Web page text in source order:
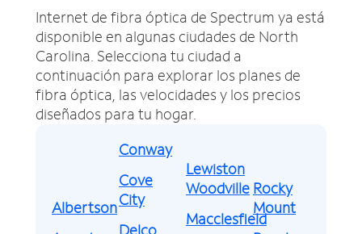
Internet de fibra óptica de Spectrum ya está
disponible en algunas ciudades de North
Carolina. Selecciona tu ciudad a
continuación para explorar los planes de
fibra óptica, las velocidades y los precios
diseñados para tu hogar.
Albertson
Conway
Cove
City
Delco
Lewiston
Woodville
Macclesfield
Rocky
Mount